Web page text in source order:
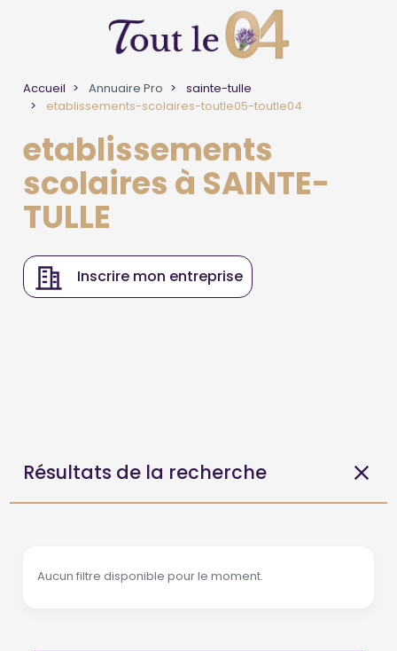
Accueil Annuaire Pro
sainte-tulle
etablissements-scolaires-toutle05-toutle04
etablissements
scolaires à SAINTE-
TULLE
Inscrire mon entreprise
Résultats de la recherche
Aucun filtre disponible pour le moment.